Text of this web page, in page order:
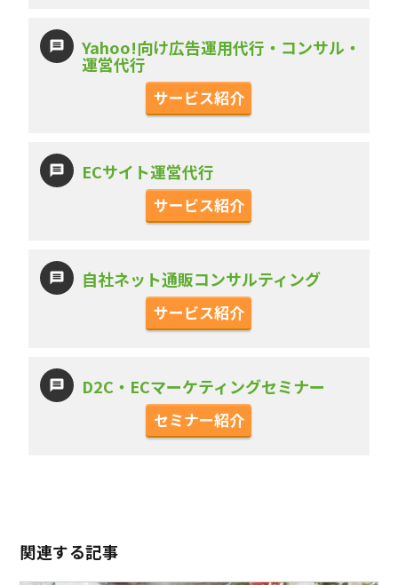
Yahoo!向け広告運用代行・コンサル・
運営代行
サービス紹介
ECサイト運営代行
サービス紹介
自社ネット通販コンサルティング
サービス紹介
D2C・ECマーケティングセミナー
セミナー紹介
関連する記事